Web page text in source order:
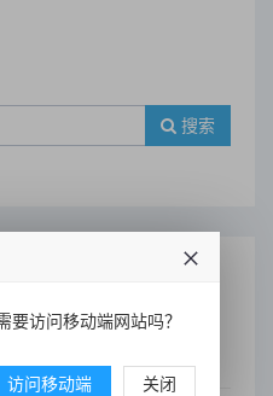
搜索
评论排序
评分排序
要访问移动端网站吗？
访问移动端 关闭